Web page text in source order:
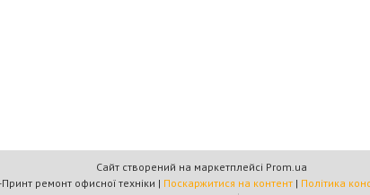
Сайт створений на маркетплейсі Prom.ua
Омега-Принт ремонт офисної техніки | Поскаржитися на контент | Політика